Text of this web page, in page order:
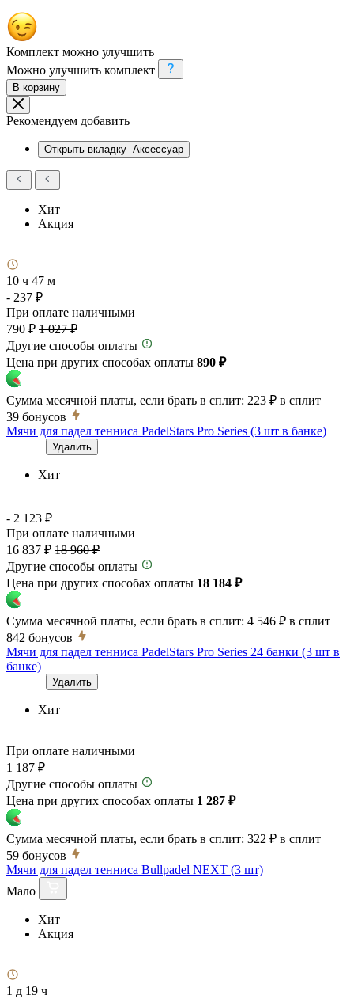
Комплект можно улучшить
Можно улучшить комплект
В корзину
Рекомендуем добавить
Открыть вкладку Аксессуар
Хит
Акция
10 ч 47 м
- 237 ₽
При оплате наличными
790 ₽ 1 027 ₽
Другие способы оплаты
Цена при других способах оплаты 890 ₽
Сумма месячной платы, если брать в сплит: 223 ₽ в сплит
39 бонусов
Мячи для падел тенниса PadelStars Pro Series (3 шт в банке)
Удалить
Хит
- 2 123 ₽
При оплате наличными
16 837 ₽ 18 960 ₽
Другие способы оплаты
Цена при других способах оплаты 18 184 ₽
Сумма месячной платы, если брать в сплит: 4 546 ₽ в сплит
842 бонусов
Мячи для падел тенниса PadelStars Pro Series 24 банки (3 шт в
банке)
Удалить
Хит
При оплате наличными
1 187 ₽
Другие способы оплаты
Цена при других способах оплаты 1 287 ₽
Сумма месячной платы, если брать в сплит: 322 ₽ в сплит
59 бонусов
Мячи для падел тенниса Bullpadel NEXT (3 шт)
Мало
Хит
Акция
1 д 19 ч